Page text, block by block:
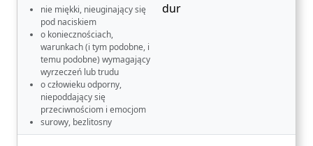
nie miękki, nieuginający się
pod naciskiem
o koniecznościach,
warunkach (i tym podobne, i
temu podobne) wymagający
wyrzeczeń lub trudu
o człowieku odporny,
niepoddający się
przeciwnościom i emocjom
surowy, bezlitosny
dur